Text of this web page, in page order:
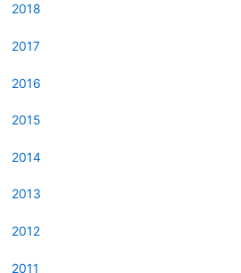
2018
2017
2016
2015
2014
2013
2012
2011